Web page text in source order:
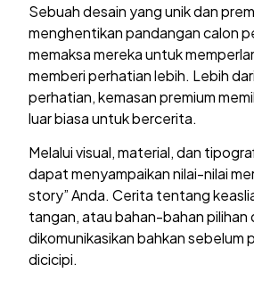
Sebuah desain yang unik dan
menghentikan pandangan calon
memaksa mereka untuk
memberi perhatian lebih. Lebih
perhatian, kemasan premium
luar biasa untuk bercerita.
Melalui visual, material, dan
dapat menyampaikan nilai-nilai
story” Anda. Cerita tentang
tangan, atau bahan-bahan pilihan
dikomunikasikan bahkan sebelum
dicicipi.